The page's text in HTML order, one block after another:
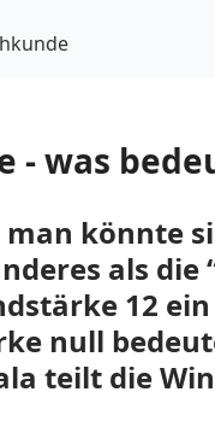
- was
könnte
als die
12
null
teilt die